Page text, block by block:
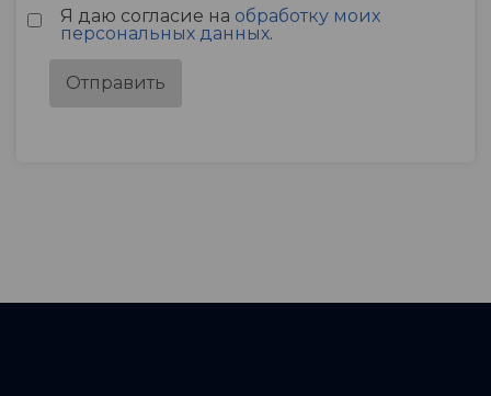
Я даю согласие на обработку моих
персональных данных.